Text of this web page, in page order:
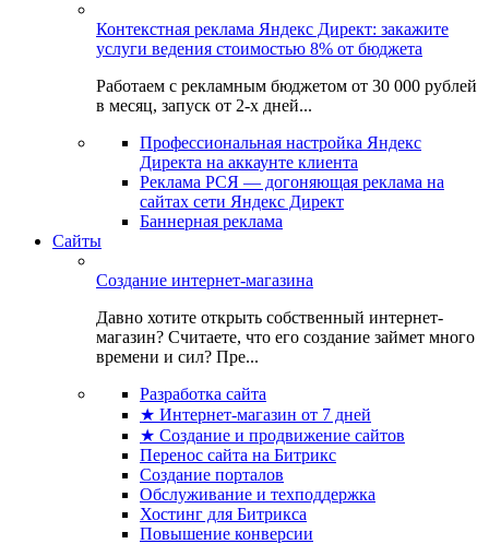
Контекстная реклама Яндекс Директ: закажите
услуги ведения стоимостью 8% от бюджета
Работаем с рекламным бюджетом от 30 000 рублей
в месяц, запуск от 2-х дней...
Профессиональная настройка Яндекс
Директа на аккаунте клиента
Реклама РСЯ — догоняющая реклама на
сайтах сети Яндекс Директ
Баннерная реклама
Сайты
Создание интернет-магазина
Давно хотите открыть собственный интернет-
магазин? Считаете, что его создание займет много
времени и сил? Пре...
Разработка сайта
★ Интернет-магазин от 7 дней
★ Создание и продвижение сайтов
Перенос сайта на Битрикс
Создание порталов
Обслуживание и техподдержка
Хостинг для Битрикса
Повышение конверсии